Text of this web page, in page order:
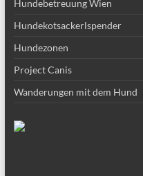
Hundebetreuung Wien
Hundekotsackerlspender
Hundezonen
Project Canis
Wanderungen mit dem Hund